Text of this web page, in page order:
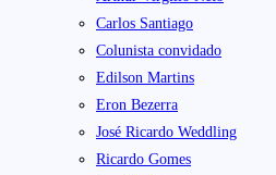
Carlos Santiago
Colunista convidado
Edilson Martins
Eron Bezerra
José Ricardo Weddling
Ricardo Gomes